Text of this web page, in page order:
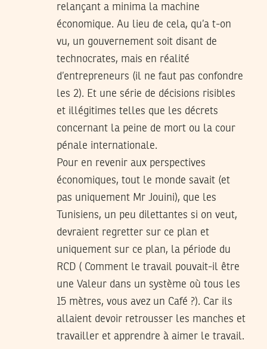
relançant a minima la machine
économique. Au lieu de cela, qu’a t-on
vu, un gouvernement soit disant de
technocrates, mais en réalité
d’entrepreneurs (il ne faut pas confondre
les 2). Et une série de décisions risibles
et illégitimes telles que les décrets
concernant la peine de mort ou la cour
pénale internationale.
Pour en revenir aux perspectives
économiques, tout le monde savait (et
pas uniquement Mr Jouini), que les
Tunisiens, un peu dilettantes si on veut,
devraient regretter sur ce plan et
uniquement sur ce plan, la période du
RCD ( Comment le travail pouvait-il être
une Valeur dans un système où tous les
15 mètres, vous avez un Café ?). Car ils
allaient devoir retrousser les manches et
travailler et apprendre à aimer le travail.